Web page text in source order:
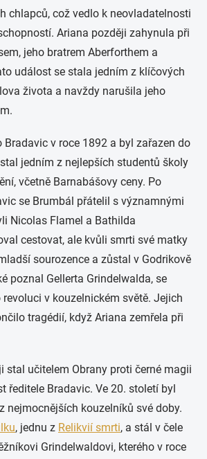
chlapců, což vedlo k neovladatelnosti
Ariana později zahynula při
jeho bratrem Aberforthem a
událost se stala jedním z klíčových
života a navždy narušila jeho
v roce 1892 a byl zařazen do
jedním z nejlepších studentů školy
včetně Barnabášovy ceny. Po
se Brumbál přátelil s významnými
Nicolas Flamel a Bathilda
cestovat, ale kvůli smrti své matky
sourozence a zůstal v Godrikově
poznal Gellerta Grindelwalda, se
v kouzelnickém světě. Jejich
tragédií, když Ariana zemřela při
stal učitelem Obrany proti černé magii
ředitele Bradavic. Ve 20. století byl
nejmocnějších kouzelníků své doby.
, jednu z Relikvií smrti, a stál v čele
Grindelwaldovi, kterého v roce